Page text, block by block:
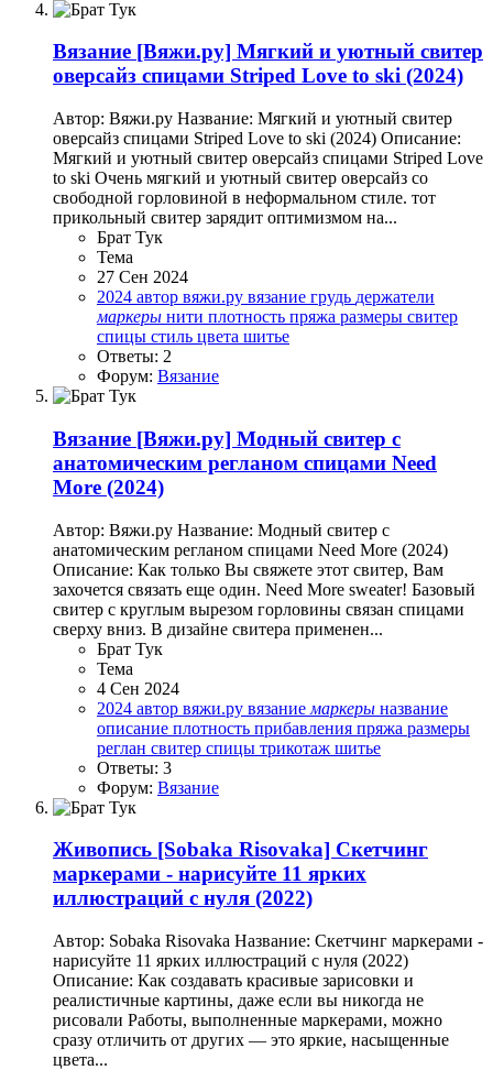
Вязание [Вяжи.ру] Мягкий и уютный свитер
оверсайз спицами Striped Love to ski (2024)
Автор: Вяжи.ру Название: Мягкий и уютный свитер
оверсайз спицами Striped Love to ski (2024) Описание:
Мягкий и уютный свитер оверсайз спицами Striped Love
to ski Очень мягкий и уютный свитер оверсайз со
свободной горловиной в неформальном стиле. тот
прикольный свитер зарядит оптимизмом на...
Брат Тук
Тема
27 Сен 2024
2024 автор вяжи.ру вязание грудь держатели
маркеры нити плотность пряжа размеры свитер
спицы стиль цвета шитье
Ответы: 2
Форум: Вязание
Вязание [Вяжи.ру] Модный свитер с
анатомическим регланом спицами Need
More (2024)
Автор: Вяжи.ру Название: Модный свитер с
анатомическим регланом спицами Need More (2024)
Описание: Как только Вы свяжете этот свитер, Вам
захочется связать еще один. Need More sweater! Базовый
свитер с круглым вырезом горловины связан спицами
сверху вниз. В дизайне свитера применен...
Брат Тук
Тема
4 Сен 2024
2024 автор вяжи.ру вязание маркеры название
описание плотность прибавления пряжа размеры
реглан свитер спицы трикотаж шитье
Ответы: 3
Форум: Вязание
Живопись [Sobaka Risovaka] Скетчинг
маркерами - нарисуйте 11 ярких
иллюстраций с нуля (2022)
Автор: Sobaka Risovaka Название: Скетчинг маркерами -
нарисуйте 11 ярких иллюстраций с нуля (2022)
Описание: Как создавать красивые зарисовки и
реалистичные картины, даже если вы никогда не
рисовали Работы, выполненные маркерами, можно
сразу отличить от других — это яркие, насыщенные
цвета...